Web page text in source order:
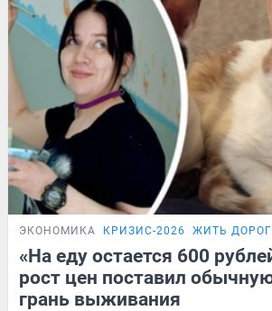
ЭКОНОМИКА КРИЗИС-2026 ЖИТЬ
«На еду остается 600
рост цен поставил
грань выживания